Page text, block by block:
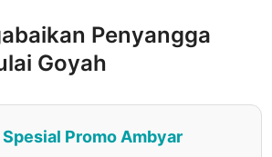
Penyangga
Goyah
Spesial Promo Ambyar